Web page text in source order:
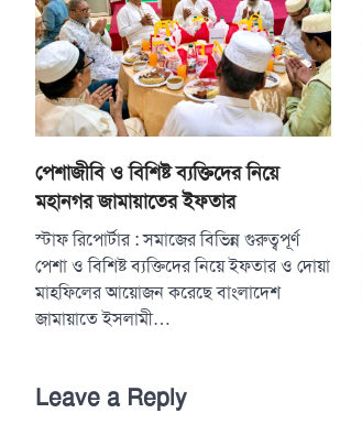
পেশাজীবি ও বিশিষ্ট ব্যক্তিদের নিয়ে
মহানগর জামায়াতের ইফতার
স্টাফ রিপোর্টার : সমাজের বিভিন্ন গুরুত্বপূর্ণ
পেশা ও বিশিষ্ট ব্যক্তিদের নিয়ে ইফতার ও দোয়া
মাহফিলের আয়োজন করেছে বাংলাদেশ
জামায়াতে ইসলামী…
Leave a Reply